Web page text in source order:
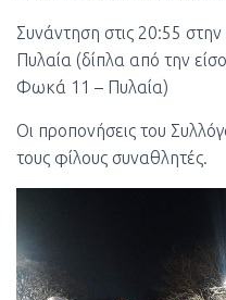
Συνάντηση στις 20:55
Πυλαία (δίπλα από την
Φωκά 11 – Πυλαία)
Οι προπονήσεις του
τους φίλους συναθλητές.